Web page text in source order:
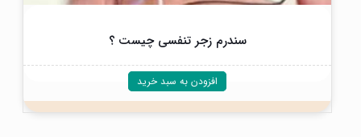
سندرم زجر تنفسی چیست ؟
افزودن به سبد خرید